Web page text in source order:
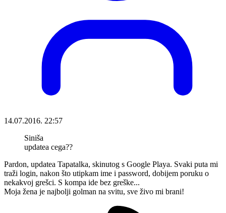
14.07.2016. 22:57
Siniša
updatea cega??
Pardon, updatea Tapatalka, skinutog s Google Playa. Svaki puta mi
traži login, nakon što utipkam ime i password, dobijem poruku o
nekakvoj grešci. S kompa ide bez greške...
Moja žena je najbolji golman na svitu, sve živo mi brani!